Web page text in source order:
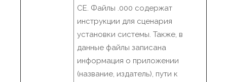
CE. Файлы .000 содержат
инструкции для сценария
установки системы. Также, в
данные файлы записана
информация о приложении
(название, издатель), пути к